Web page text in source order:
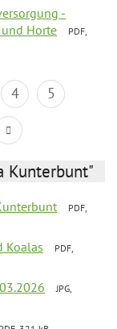
-
Horte
PDF,
4
5
Kunterbunt"
PDF,
Koalas
PDF,
JPG,